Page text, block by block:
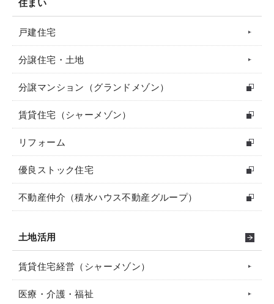
戸建住宅
分譲住宅・土地
分譲マンション（グランドメゾン）
賃貸住宅（シャーメゾン）
リフォーム
優良ストック住宅
不動産仲介（積水ハウス不動産グループ）
土地活用
賃貸住宅経営（シャーメゾン）
医療・介護・福祉